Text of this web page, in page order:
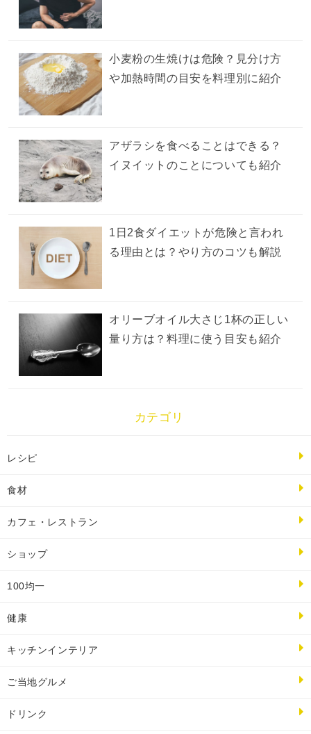
小麦粉の生焼けは危険？見分け方
や加熱時間の目安を料理別に紹介
アザラシを食べることはできる？
イヌイットのことについても紹介
1日2食ダイエットが危険と言われ
る理由とは？やり方のコツも解説
オリーブオイル大さじ1杯の正しい
量り方は？料理に使う目安も紹介
カテゴリ
レシピ
食材
カフェ・レストラン
ショップ
100均一
健康
キッチンインテリア
ご当地グルメ
ドリンク